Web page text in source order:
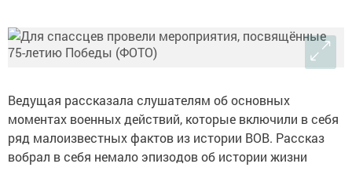
Ведущая рассказала слушателям об основных
моментах военных действий, которые включили в себя
ряд малоизвестных фактов из истории ВОВ. Рассказ
вобрал в себя немало эпизодов об истории жизни